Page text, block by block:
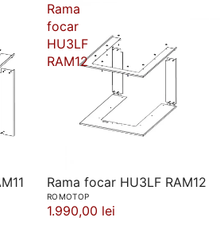
Rama
focar
HU3LF
RAM12
Rama focar HU3LF RAM12
ROMOTOP
1.990,00 lei